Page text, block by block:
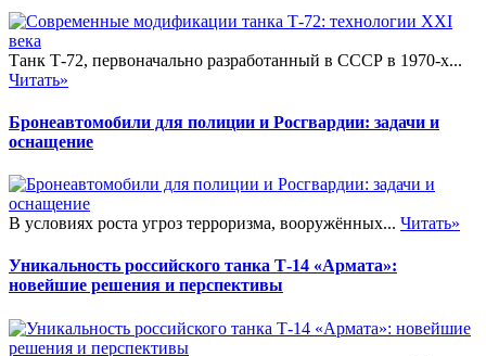
Танк Т-72, первоначально разработанный в СССР в 1970-х...
Читать»
Бронеавтомобили для полиции и Росгвардии: задачи и
оснащение
В условиях роста угроз терроризма, вооружённых... Читать»
Уникальность российского танка Т-14 «Армата»:
новейшие решения и перспективы